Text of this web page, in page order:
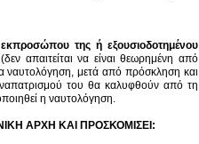
της ή εξουσιοδοτημένου
απαιτείται να είναι θεωρημένη από
ναυτολόγηση, μετά από πρόσκληση και
του θα καλυφθούν από τη
η ναυτολόγηση.
ΑΡΧΗ ΚΑΙ ΠΡΟΣΚΟΜΙΣΕΙ: